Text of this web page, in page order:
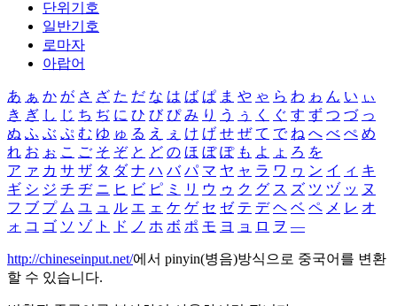
단위기호
일반기호
로마자
아랍어
あ ぁ か が さ ざ た だ な は ば ぱ ま や ゃ ら わ ゎ ん い ぃ
き ぎ し じ ち ぢ に ひ び ぴ み り う ぅ く ぐ す ず つ づ っ
ぬ ふ ぶ ぷ む ゆ ゅ る え ぇ け げ せ ぜ て で ね へ べ ぺ め
れ お ぉ こ ご そ ぞ と ど の ほ ぼ ぽ も よ ょ ろ を
ア ァ カ サ ザ タ ダ ナ ハ バ パ マ ヤ ャ ラ ワ ヮ ン イ ィ キ
ギ シ ジ チ ヂ ニ ヒ ビ ピ ミ リ ウ ゥ ク グ ス ズ ツ ヅ ッ ヌ
フ ブ プ ム ユ ュ ル エ ェ ケ ゲ セ ゼ テ デ ヘ ベ ペ メ レ オ
ォ コ ゴ ソ ゾ ト ド ノ ホ ボ ポ モ ヨ ョ ロ ヲ ―
http://chineseinput.net/에서 pinyin(병음)방식으로 중국어를 변환
할 수 있습니다.